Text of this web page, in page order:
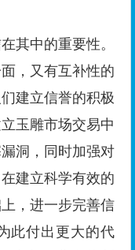
其中的重要性。
，又有互补性的
建立信誉的积极
玉雕市场交易中
洞，同时加强对
建立科学有效的
，进一步完善信
此付出更大的代